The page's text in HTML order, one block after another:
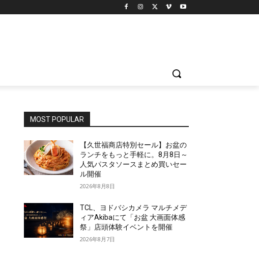
MOST POPULAR
【久世福商店特別セール】お盆の
ランチをもっと手軽に。8月8日～
人気パスタソースまとめ買いセー
ル開催
2026年8月8日
TCL、ヨドバシカメラ マルチメデ
ィアAkibaにて「お盆 大画面体感
祭」店頭体験イベントを開催
2026年8月7日